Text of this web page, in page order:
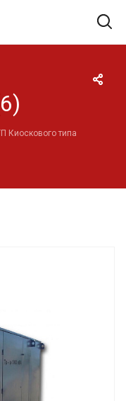
Киоскового типа